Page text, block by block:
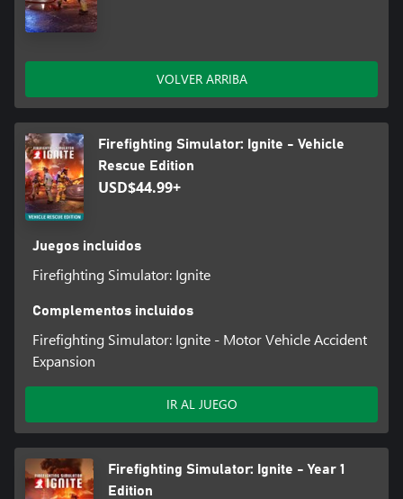
escoger la próxima misión de emergencia
SIMULACIÓN: simulaciones de fuego, calor, agua y humo
MODS PARA CONSOLA: descarga y juega contenido nuevo en
Mod.io
VOLVER ARRIBA
Firefighting Simulator: Ignite - Vehicle
Rescue Edition
USD$44.99+
Juegos incluidos
Firefighting Simulator: Ignite
Complementos incluidos
Firefighting Simulator: Ignite - Motor Vehicle Accident
Expansion
IR AL JUEGO
Firefighting Simulator: Ignite - Year 1
Edition